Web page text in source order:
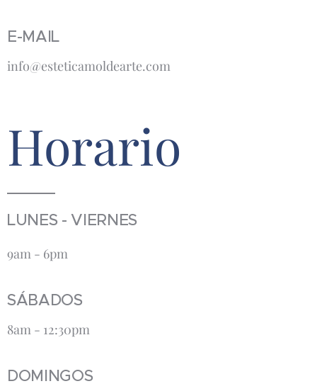
E-MAIL
info@esteticamoldearte.com
Horario
LUNES - VIERNES
9am - 6pm
SÁBADOS
8am - 12:30pm
DOMINGOS